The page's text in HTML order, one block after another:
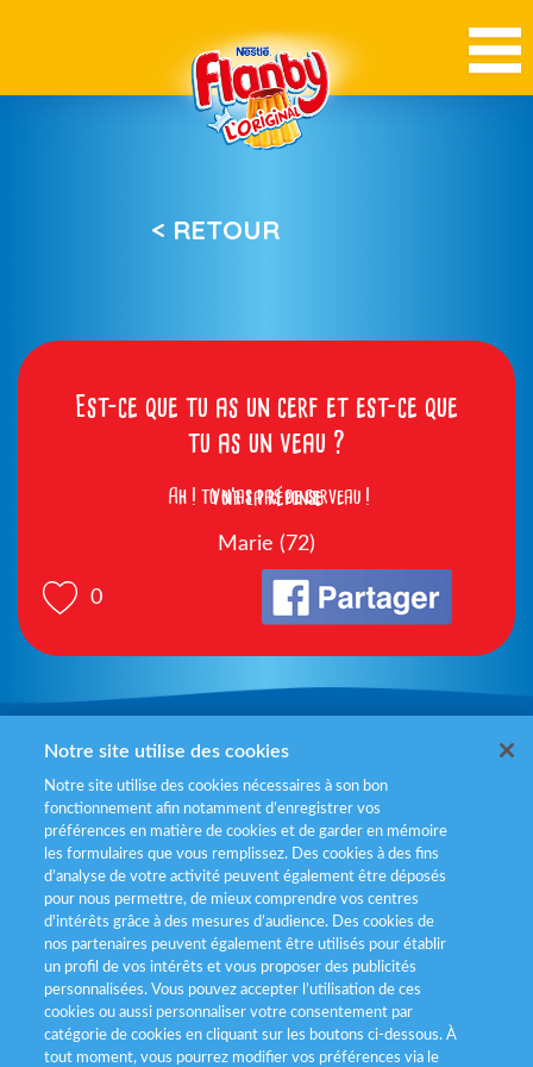
< RETOUR
Est-ce que tu as un cerf et est-ce que
tu as un veau ?
Voir la réponse
Ah ! tu n’as pas de cerveau !
0
Marie (72)
Mentions légales
Politiques de gestion des cookies
Politique données personnelles
Services consommateurs
Déclaration d’accessibilité
Notre site utilise des cookies
Notre site utilise des cookies nécessaires à son bon
fonctionnement afin notamment d’enregistrer vos
préférences en matière de cookies et de garder en mémoire
les formulaires que vous remplissez. Des cookies à des fins
d’analyse de votre activité peuvent également être déposés
pour nous permettre, de mieux comprendre vos centres
d'intérêts grâce à des mesures d’audience. Des cookies de
nos partenaires peuvent également être utilisés pour établir
un profil de vos intérêts et vous proposer des publicités
personnalisées. Vous pouvez accepter l’utilisation de ces
cookies ou aussi personnaliser votre consentement par
catégorie de cookies en cliquant sur les boutons ci-dessous. À
tout moment, vous pourrez modifier vos préférences via le